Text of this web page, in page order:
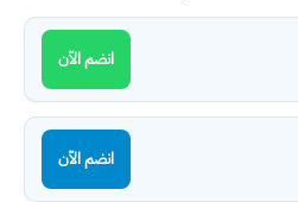
انضم الآن
انضم الآن